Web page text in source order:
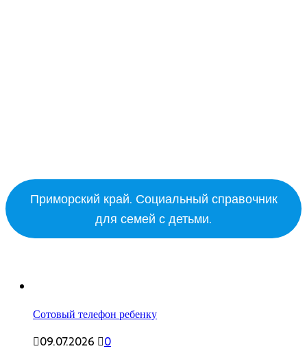
Приморский край. Социальный справочник
для семей с детьми.
Сотовый телефон ребенку
09.07.2026 0